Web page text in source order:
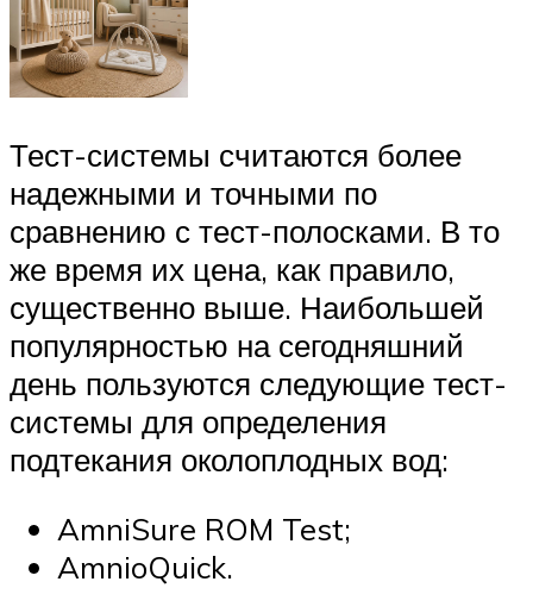
Тест-системы считаются более
надежными и точными по
сравнению с тест-полосками. В то
же время их цена, как правило,
существенно выше. Наибольшей
популярностью на сегодняшний
день пользуются следующие тест-
системы для определения
подтекания околоплодных вод:
AmniSure ROM Test;
AmnioQuick.